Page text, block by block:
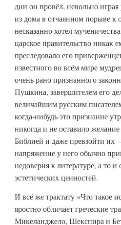
дни он провёл, невольно
из дома в отчаянном порыве к
несказанно хотел
царское правительство никак
преследовало его
известного во всём мире
очень рано признанного
Пушкина, завершителем его
величайшим русским
когда-нибудь это признание
никогда и не оставило
Библией и даже превзойти их
напряжение у него обычно
недоверия к литературе, а то
эстетических ценностей.
И всё же трактату «Что такое
яростно обличает греческие
Микеланджело, Шекспира и